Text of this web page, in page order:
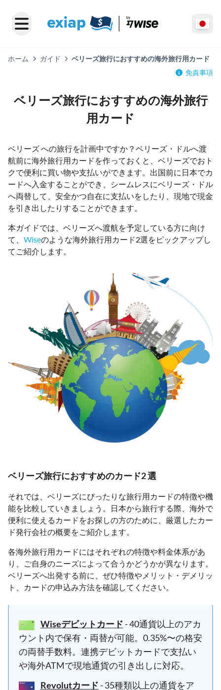
ホーム ガイド
ベリーズ旅行におすすめの海外旅行用カード
免責事項
ベリーズ旅行におすすめの海外旅行
用カード
ベリーズ への旅行を計画中ですか？ベリーズ・ドルへ渡
航前に海外旅行用カードを作っておくと、ベリーズでおト
クで便利に買い物や支払いができます。出国前に日本でカ
ードへ入金することができ、シームレスにベリーズ・ドル
へ両替して、安全かつ自在に支払いをしたり、現地で現金
を引き出したりすることができます。
本ガイドでは、ベリーズへ渡航を予定している方に向け
て、 Wiseのような海外旅行用カード2選をピックアップし
てご紹介します。
ベリーズ旅行におすすめのカード2 選
それでは、ベリーズにぴったりな旅行用カードの特徴や機
能を比較していきましょう。日本から旅行する際、海外で
便利に使えるカードをお探しの方のために、厳選したカー
ド発行会社の概要をご紹介します。
各海外旅行用カードにはそれぞれの特徴や料金体系があ
り、ご自身のニーズによって合うかどうかが異なります。
ベリーズへ出発する前に、ぜひ特徴やメリット・デメリッ
ト、カードの申込み方法を確認してください。
Wiseデビットカード - 40通貨以上のアカ
ウント内で保有・両替が可能。0.35%〜の格安
の両替手数料。連携デビットカードで支払い
や海外ATMで現地通貨の引き出しに対応。
Revolutカード - 35種類以上の通貨をア